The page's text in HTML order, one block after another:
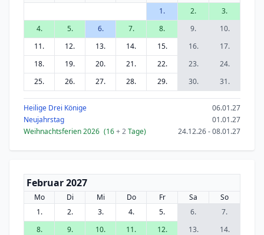
1.
2.
3.
4.
5. 6. 7. 8. 9.
10.
11.
12. 13. 14. 15. 16.
17.
18.
19. 20. 21. 22. 23.
24.
25.
26. 27. 28. 29. 30. 31.
Heilige Drei Könige
06.01.27
Neujahrstag
01.01.27
Weihnachtsferien 2026 (16+ 2Tage) 24.12.26 - 08.01.27
Februar 2027
Mo Di Mi Do Fr Sa
So
1.
2. 3. 4. 5. 6.
7.
8.
9. 10. 11. 12. 13.
14.